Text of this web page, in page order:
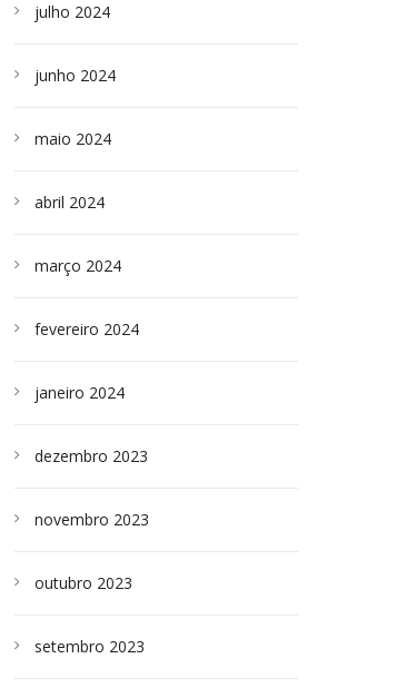
julho 2024
junho 2024
maio 2024
abril 2024
março 2024
fevereiro 2024
janeiro 2024
dezembro 2023
novembro 2023
outubro 2023
setembro 2023